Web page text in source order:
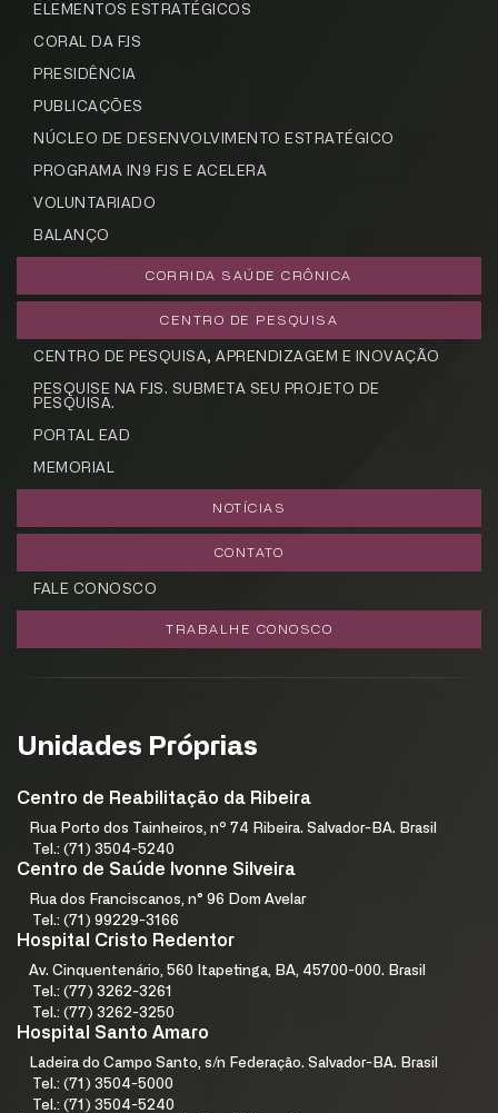
ELEMENTOS ESTRATÉGICOS
CORAL DA FJS
PRESIDÊNCIA
PUBLICAÇÕES
NÚCLEO DE DESENVOLVIMENTO ESTRATÉGICO
PROGRAMA IN9 FJS E ACELERA
VOLUNTARIADO
BALANÇO
CORRIDA SAÚDE CRÔNICA
CENTRO DE PESQUISA
CENTRO DE PESQUISA, APRENDIZAGEM E INOVAÇÃO
PESQUISE NA FJS. SUBMETA SEU PROJETO DE
PESQUISA.
PORTAL EAD
MEMORIAL
NOTÍCIAS
CONTATO
FALE CONOSCO
TRABALHE CONOSCO
Unidades Próprias
Centro de Reabilitação da Ribeira
Rua Porto dos Tainheiros, nº 74 Ribeira. Salvador-BA. Brasil
Tel.: (71) 3504-5240
Centro de Saúde Ivonne Silveira
Rua dos Franciscanos, n° 96 Dom Avelar
Tel.: (71) 99229-3166
Hospital Cristo Redentor
Av. Cinquentenário, 560 Itapetinga, BA, 45700-000. Brasil
Tel.: (77) 3262-3261
Tel.: (77) 3262-3250
Hospital Santo Amaro
Ladeira do Campo Santo, s/n Federação. Salvador-BA. Brasil
Tel.: (71) 3504-5000
Tel.: (71) 3504-5240
CADASTRE-SE
receba notícias da Fundação José
Silveira em seu e-mail.